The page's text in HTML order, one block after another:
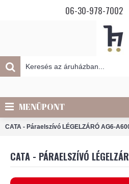
06-30-978-7002
MENÜPONT
CATA - Páraelszívó LÉGELZÁRÓ AG6-
CATA - PÁRAELSZÍVÓ